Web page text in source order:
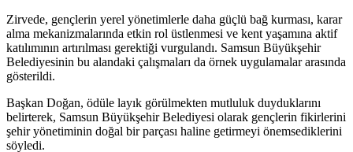
Zirvede, gençlerin yerel yönetimlerle daha güçlü bağ kurması, karar
alma mekanizmalarında etkin rol üstlenmesi ve kent yaşamına aktif
katılımının artırılması gerektiği vurgulandı. Samsun Büyükşehir
Belediyesinin bu alandaki çalışmaları da örnek uygulamalar arasında
gösterildi.
Başkan Doğan, ödüle layık görülmekten mutluluk duyduklarını
belirterek, Samsun Büyükşehir Belediyesi olarak gençlerin fikirlerini
şehir yönetiminin doğal bir parçası haline getirmeyi önemsediklerini
söyledi.